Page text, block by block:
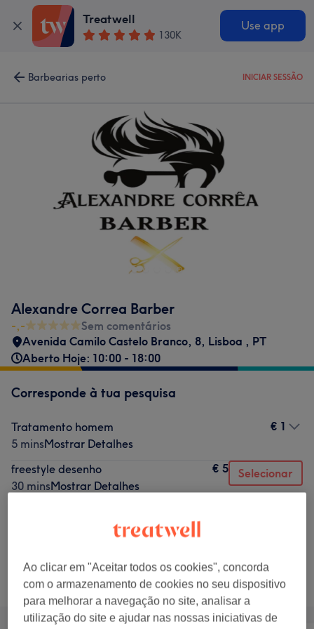
Treatwell
130K
Use app
Barbearias perto INICIAR SESSÃO
Alexandre Correa Barber
-,-
Sem comentários
Avenida Camilo Castelo Branco, 8, Lisboa , PT
Aberto Hoje: 10:00 - 18:00
Corresponde à tua pesquisa
Tratamento homem
5 minsMostrar Detalhes
€ 1
freestyle desenho
30 minsMostrar Detalhes
€ 5 Selecionar
Mostrar Detalhes
Não é o que estavas à procura?
Procurar serviços
Ao clicar em "Aceitar todos os cookies", concorda
com o armazenamento de cookies no seu dispositivo
para melhorar a navegação no site, analisar a
utilização do site e ajudar nas nossas iniciativas de